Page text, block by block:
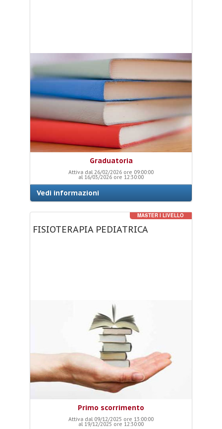
Graduatoria
Attiva dal 26/02/2026 ore 09:00:00
al 16/03/2026 ore 12:30:00
Vedi informazioni
MASTER I LIVELLO
FISIOTERAPIA PEDIATRICA
Primo scorrimento
Attiva dal 09/12/2025 ore 13:00:00
al 19/12/2025 ore 12:30:00